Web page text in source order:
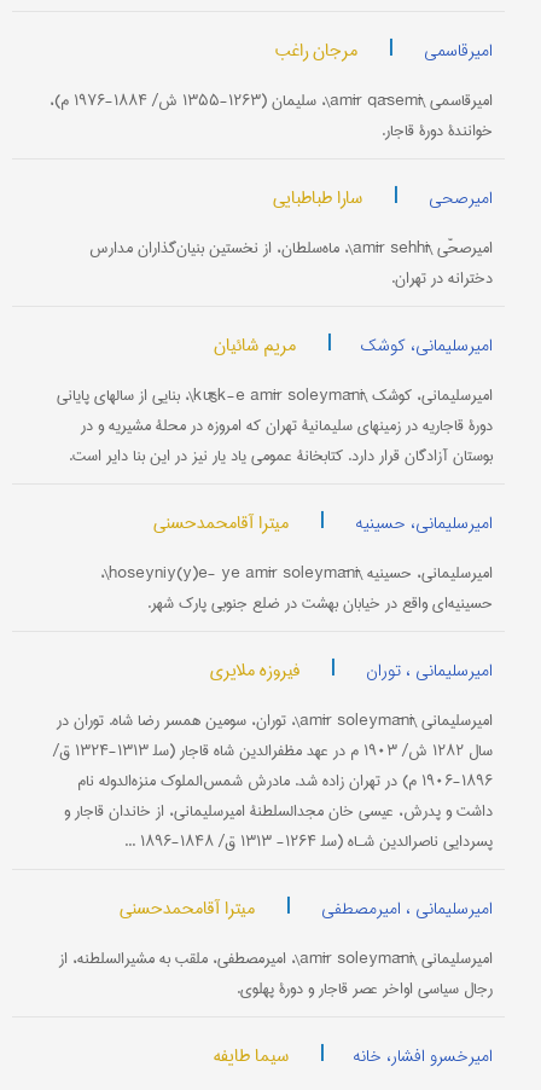
امیرقاسمی | مرجان راغب
امیرقاسمی \amīr qāsemī\، سلیمان (۱۲۶۳-۱۳۵۵ ش/ ۱۸۸۴-۱۹۷۶ م)،
خوانندۀ دورۀ قاجار.
امیرصحی | سارا طباطبایی
امیرصحّی \amīr sehhī\، ماه‌سلطان، از نخستین بنیان‌گذاران مدارس
دخترانه در تهران.
امیرسلیمانی، کوشک | مریم شائیان
امیرسلیمانی، کوشک \kūšk-e amīr soleymānī\، بنایی از سالهای پایانی
دورۀ قاجاریه در زمینهای سلیمانیۀ تهران که امروزه در محلۀ مشیریه و در
بوستان آزادگان قرار دارد. کتابخانۀ عمومی یاد یار نیز در این بنا دایر است.
امیرسلیمانی، حسینیه | میترا آقامحمدحسنی
امیرسلیمانی، حسینیه \hoseyniy(y)e- ye amīr soleymānī\،
حسینیه‌ای واقع در خیابان بهشت در ضلع جنوبی پارک شهر.
امیرسلیمانی ، توران | فیروزه ملایری
امیرسلیمانی \amīr soleymānī\، توران، سومین همسر رضا شاه. توران در
سال ۱۲۸۲ ش/ ۱۹۰۳ م در عهد مظفرالدین شاه قاجار (سل‍ ۱۳۱۳-۱۳۲۴ ق/
۱۸۹۶-۱۹۰۶ م) در تهران زاده شد. مادرش شمس‌الملوک منزه‌الدوله نام
داشت و پدرش، عیسى خان مجدالسلطنۀ امیرسلیمانی، از خاندان قاجار و
پسردایی ناصرالدین شـاه (سل‍ ۱۲۶۴- ۱۳۱۳ ق/ ۱۸۴۸-۱۸۹۶ ...
امیرسلیمانی ، امیرمصطفی | میترا آقامحمدحسنی
امیرسلیمانی \amīr soleymānī\، امیرمصطفى، ملقب به مشیرالسلطنه، از
رجال سیاسی اواخر عصر قاجار و دورۀ پهلوی.
امیرخسرو افشار، خانه | سیما طایفه